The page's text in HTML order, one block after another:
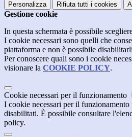
Personalizza Rifiuta tutti i cookies
Gestione cookie
In questa schermata è possibile
I cookie necessari sono quelli che
piattaforma e non è possibile
Per conoscere quali sono i cookie
visionare la COOKIE POLICY.
Cookie necessari per il funzionamento
I cookie necessari per il funzionamento
disabilitati. È possibile consultare
policy.